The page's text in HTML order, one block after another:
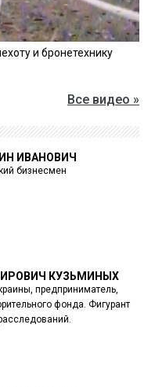
и бронетехнику
Все видео »
ИВАНОВИЧ
бизнесмен
КУЗЬМИНЫХ
предприниматель,
фонда. Фигурант